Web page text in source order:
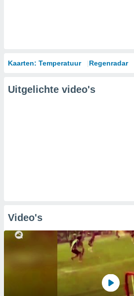
Kaarten: Temperatuur Regenradar
Uitgelichte video's
Video's